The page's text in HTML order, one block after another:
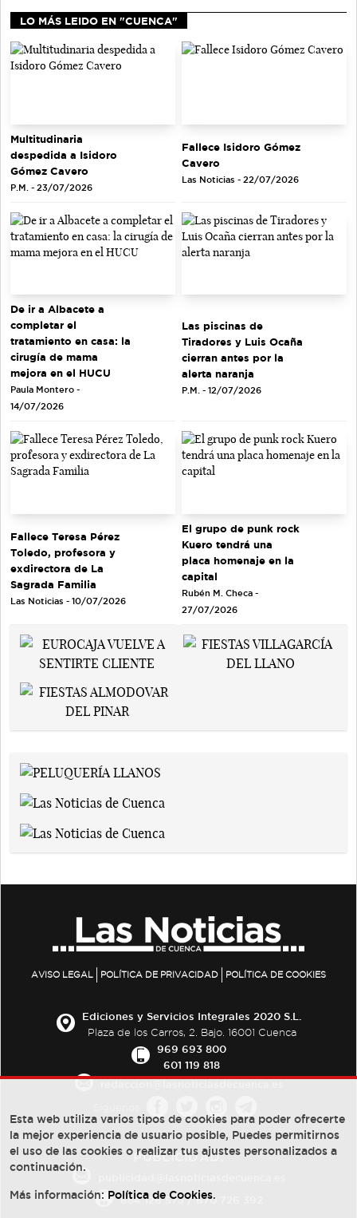
LO MÁS LEIDO EN "CUENCA"
Multitudinaria
despedida a Isidoro
Gómez Cavero
P.M. - 23/07/2026
Fallece Isidoro Gómez
Cavero
Las Noticias - 22/07/2026
De ir a Albacete a
completar el
tratamiento en casa: la
cirugía de mama
mejora en el HUCU
Paula Montero -
14/07/2026
Las piscinas de
Tiradores y Luis Ocaña
cierran antes por la
alerta naranja
P.M. - 12/07/2026
Fallece Teresa Pérez
Toledo, profesora y
exdirectora de La
Sagrada Familia
Las Noticias - 10/07/2026
El grupo de punk rock
Kuero tendrá una
placa homenaje en la
capital
Rubén M. Checa -
27/07/2026
AVISO LEGAL POLÍTICA DE PRIVACIDAD POLÍTICA DE COOKIES
Ediciones y Servicios Integrales 2020 S.L.
Plaza de los Carros, 2. Bajo. 16001 Cuenca
969 693 800
601 119 818
PUBLICIDAD:
684 126 573/670 726 392
Esta web utiliza varios tipos de cookies para poder ofrecerte
la mejor experiencia de usuario posible, Puedes permitirnos
el uso de las cookies o realizar tus ajustes personalizados a
continuación.
Más información: Política de Cookies.